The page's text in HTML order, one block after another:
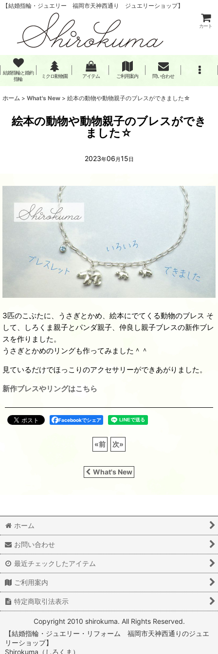
【結婚指輪・ジュエリー 福岡市天神西通り ジュエリーショップ】
カート
結婚指輪と婚約
指輪
ミクロ動物園 アイテム ご利用案内 問い合わせ
ホーム > What's New > 絵本の動物や動物親子のブレスができました☆
絵本の動物や動物親子のブレスができ
ました☆
2023年06 月15日
3匹のこぶたに、うさぎとかめ、絵本にでてくる動物のブレス そ
して、しろくま親子とパンダ親子、仲良し親子ブレスの新作ブレ
スを作りました。
うさぎとかめのリングも作ってみました＾＾
見ているだけでほっこりのアクセサリーができあがりました。
新作ブレスやリングはこちら
Facebookでシェア
«前 次»
What's New
ホーム
お問い合わせ
最近チェックしたアイテム
ご利用案内
特定商取引法表示
Copyright 2010 shirokuma. All Rights Reserved.
【結婚指輪・ジュエリー・リフォーム 福岡市天神西通りのジュエ
リーショップ】
Shirokuma（しろくま）